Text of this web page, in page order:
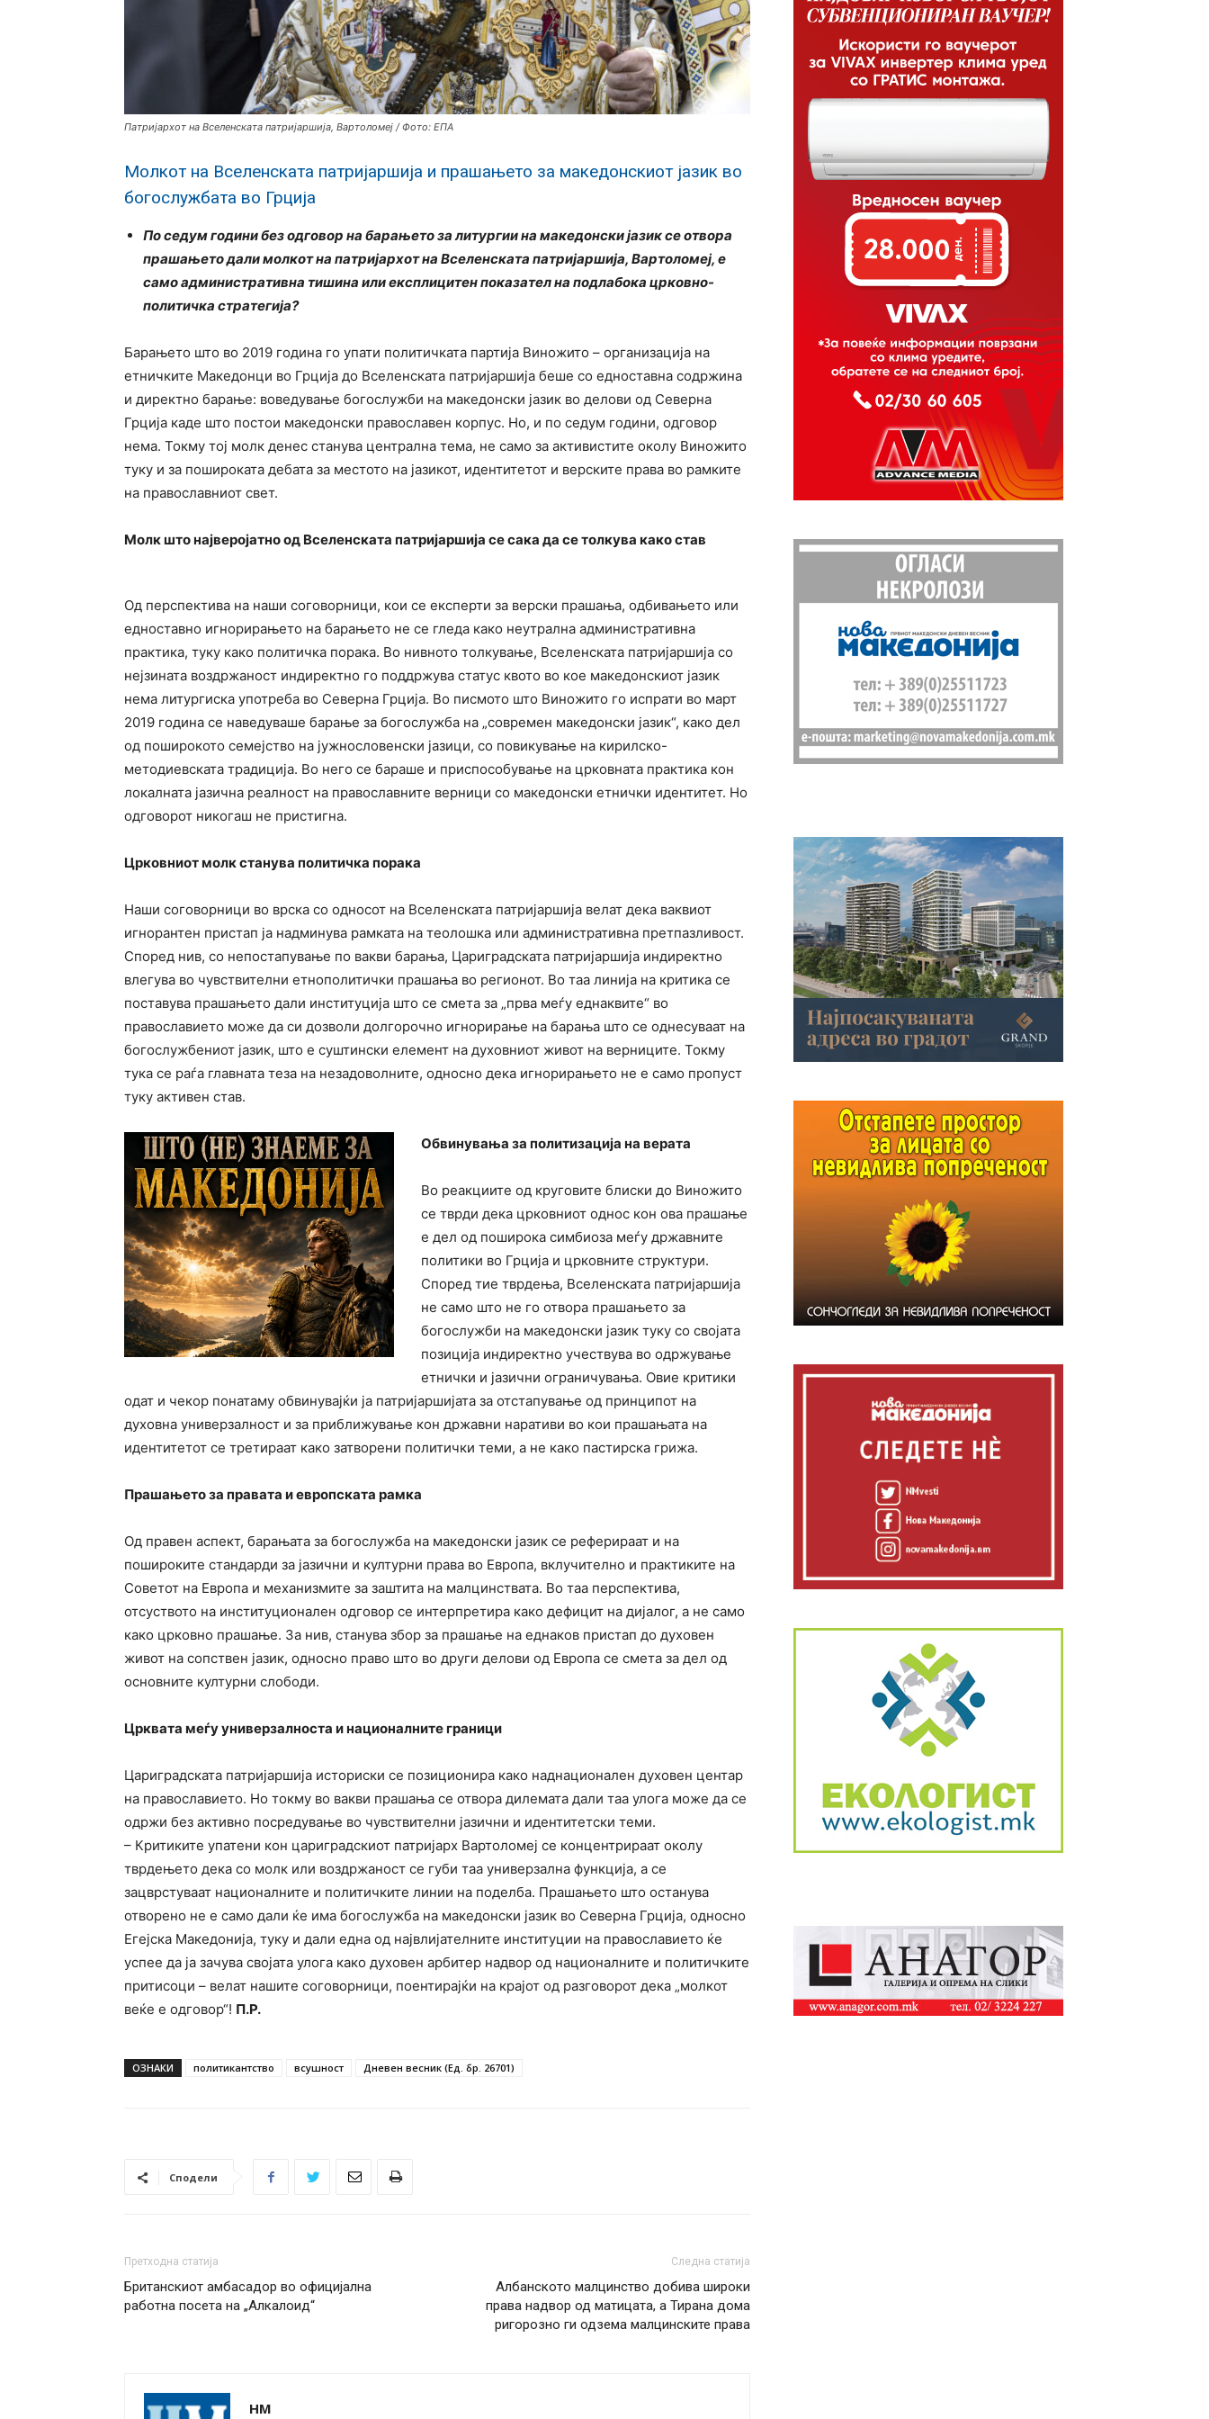
Патријархот на Вселенската патријаршија, Вартоломеј / Фото: ЕПА
Молкот на Вселенската патријаршија и прашањето за македонскиот јазик во
богослужбата во Грција
По седум години без одговор на барањето за литургии на македонски јазик се отвора
прашањето дали молкот на патријархот на Вселенската патријаршија, Вартоломеј, е
само административна тишина или експлицитен показател на подлабока црковно-
политичка стратегија?
Барањето што во 2019 година го упати политичката партија Виножито – организација на
етничките Македонци во Грција до Вселенската патријаршија беше со едноставна содржина
и директно барање: воведување богослужби на македонски јазик во делови од Северна
Грција каде што постои македонски православен корпус. Но, и по седум години, одговор
нема. Токму тој молк денес станува централна тема, не само за активистите околу Виножито
туку и за пошироката дебата за местото на јазикот, идентитетот и верските права во рамките
на православниот свет.
Молк што најверојатно од Вселенската патријаршија се сака да се толкува како став
Од перспектива на наши соговорници, кои се експерти за верски прашања, одбивањето или
едноставно игнорирањето на барањето не се гледа како неутрална административна
практика, туку како политичка порака. Во нивното толкување, Вселенската патријаршија со
нејзината воздржаност индиректно го поддржува статус квото во кое македонскиот јазик
нема литургиска употреба во Северна Грција. Во писмото што Виножито го испрати во март
2019 година се наведуваше барање за богослужба на „современ македонски јазик“, како дел
од поширокото семејство на јужнословенски јазици, со повикување на кирилско-
методиевската традиција. Во него се бараше и приспособување на црковната практика кон
локалната јазична реалност на православните верници со македонски етнички идентитет. Но
одговорот никогаш не пристигна.
Црковниот молк станува политичка порака
Наши соговорници во врска со односот на Вселенската патријаршија велат дека ваквиот
игнорантен пристап ја надминува рамката на теолошка или административна претпазливост.
Според нив, со непостапување по вакви барања, Цариградската патријаршија индиректно
влегува во чувствителни етнополитички прашања во регионот. Во таа линија на критика се
поставува прашањето дали институција што се смета за „прва меѓу еднаквите“ во
православието може да си дозволи долгорочно игнорирање на барања што се однесуваат на
богослужбениот јазик, што е суштински елемент на духовниот живот на верниците. Токму
тука се раѓа главната теза на незадоволните, односно дека игнорирањето не е само пропуст
туку активен став.
Обвинувања за политизација на верата
Во реакциите од круговите блиски до Виножито
се тврди дека црковниот однос кон ова прашање
е дел од поширока симбиоза меѓу државните
политики во Грција и црковните структури.
Според тие тврдења, Вселенската патријаршија
не само што не го отвора прашањето за
богослужби на македонски јазик туку со својата
позиција индиректно учествува во одржување
етнички и јазични ограничувања. Овие критики
одат и чекор понатаму обвинувајќи ја патријаршијата за отстапување од принципот на
духовна универзалност и за приближување кон државни наративи во кои прашањата на
идентитетот се третираат како затворени политички теми, а не како пастирска грижа.
Прашањето за правата и европската рамка
Од правен аспект, барањата за богослужба на македонски јазик се реферираат и на
пошироките стандарди за јазични и културни права во Европа, вклучително и практиките на
Советот на Европа и механизмите за заштита на малцинствата. Во таа перспектива,
отсуството на институционален одговор се интерпретира како дефицит на дијалог, а не само
како црковно прашање. За нив, станува збор за прашање на еднаков пристап до духовен
живот на сопствен јазик, односно право што во други делови од Европа се смета за дел од
основните културни слободи.
Црквата меѓу универзалноста и националните граници
Цариградската патријаршија историски се позиционира како наднационален духовен центар
на православието. Но токму во вакви прашања се отвора дилемата дали таа улога може да се
одржи без активно посредување во чувствителни јазични и идентитетски теми.
– Критиките упатени кон цариградскиот патријарх Вартоломеј се концентрираат околу
тврдењето дека со молк или воздржаност се губи таа универзална функција, а се
зацврстуваат националните и политичките линии на поделба. Прашањето што останува
отворено не е само дали ќе има богослужба на македонски јазик во Северна Грција, односно
Егејска Македонија, туку и дали една од највлијателните институции на православието ќе
успее да ја зачува својата улога како духовен арбитер надвор од националните и политичките
притисоци – велат нашите соговорници, поентирајќи на крајот од разговорот дека „молкот
веќе е одговор“! П.Р.
ОЗНАКИ политикантство всушност Дневен весник (Ед. бр. 26701)
Сподели
Претходна статија
Британскиот амбасадор во официјална
работна посета на „Алкалоид“
Следна статија
Aлбанското малцинство добива широки
права надвор од матицата, а Тирана дома
ригорозно ги одзема малцинските права
НМ